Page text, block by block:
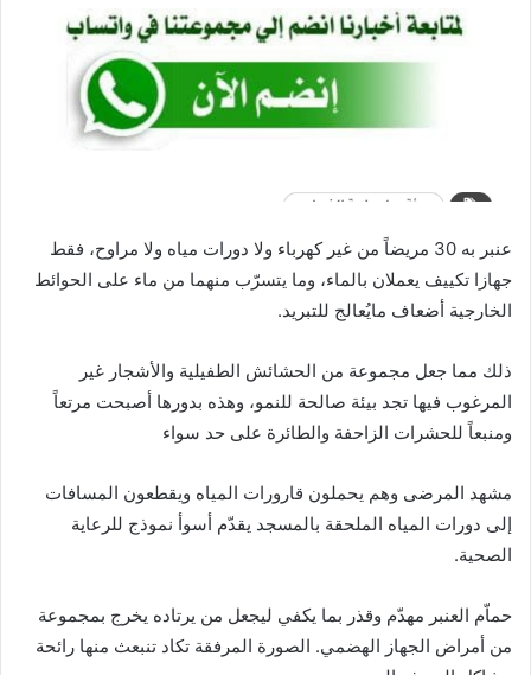
عنبر به 30 مريضاً من غير كهرباء ولا دورات مياه ولا مراوح، فقط
جهازا تكييف يعملان بالماء، وما يتسرّب منهما من ماء على الحوائط
الخارجية أضعاف مايُعالج للتبريد.
ذلك مما جعل مجموعة من الحشائش الطفيلية والأشجار غير
المرغوب فيها تجد بيئة صالحة للنمو، وهذه بدورها أصبحت مرتعاً
ومنبعاً للحشرات الزاحفة والطائرة على حد سواء
مشهد المرضى وهم يحملون قارورات المياه ويقطعون المسافات
إلى دورات المياه الملحقة بالمسجد يقدّم أسوأ نموذج للرعاية
الصحية.
حماّم العنبر مهدّم وقذر بما يكفي ليجعل من يرتاده يخرج بمجموعة
من أمراض الجهاز الهضمي. الصورة المرفقة تكاد تنبعث منها رائحة